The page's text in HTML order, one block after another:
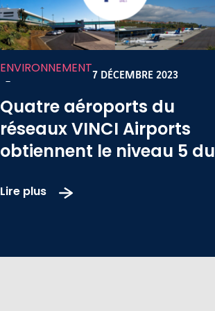
ENVIRONNEMENT
-
7 DÉCEMBRE 2023
Quatre aéroports du
réseaux VINCI Airports
obtiennent le niveau 5 du
Carbon Accreditation
Lire plus